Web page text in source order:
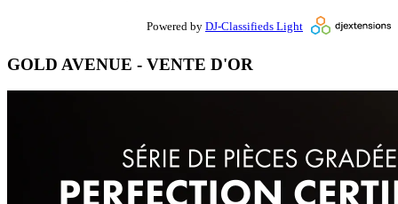
Powered by DJ-Classifieds Light
GOLD AVENUE - VENTE D'OR